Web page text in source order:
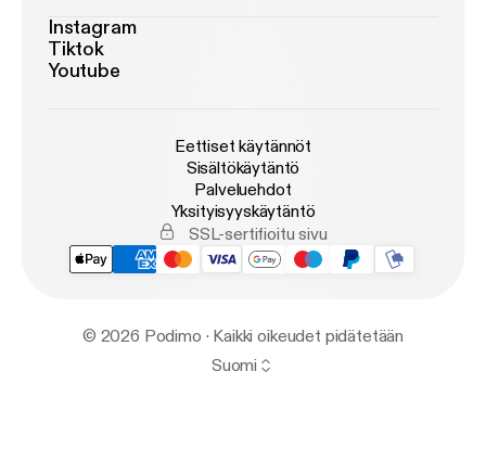
Instagram
Tiktok
Youtube
Eettiset käytännöt
Sisältökäytäntö
Palveluehdot
Yksityisyyskäytäntö
SSL-sertifioitu sivu
© 2026 Podimo · Kaikki oikeudet pidätetään
Suomi